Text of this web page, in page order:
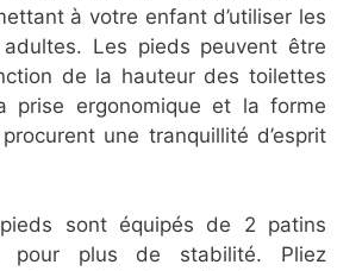
à votre enfant d’utiliser les
Les pieds peuvent être
de la hauteur des toilettes
prise ergonomique et la forme
une tranquillité d’esprit
sont équipés de 2 patins
pour plus de stabilité. Pliez